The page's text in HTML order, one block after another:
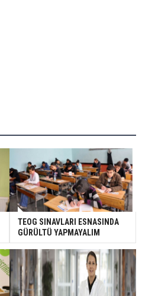
TEOG SINAVLARI ESNASINDA
GÜRÜLTÜ YAPMAYALIM